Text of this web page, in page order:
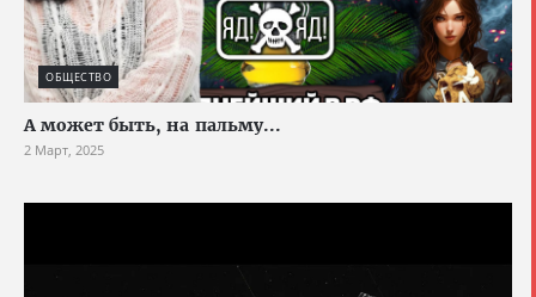
ОБЩЕСТВО
А может быть, на пальму...
2 Март, 2025